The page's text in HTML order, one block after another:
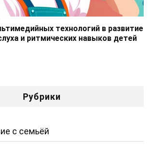
технологий в развитие
и ритмических навыков детей
Рубрики
с семьёй